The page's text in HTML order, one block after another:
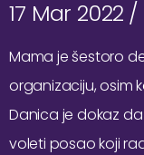
17 Mar 2022 /
Mama je šestoro
organizaciju, osim
Danica je dokaz
voleti posao koji